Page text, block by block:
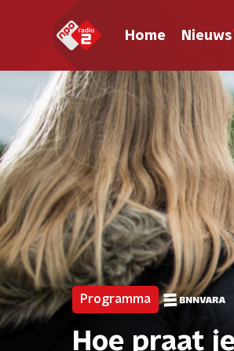
Home Nieuws
Programma
Hoe praat